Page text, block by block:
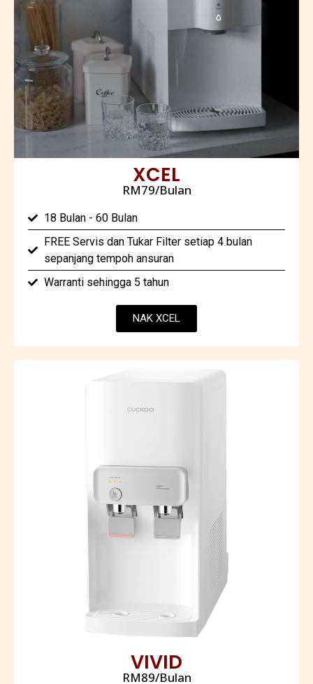
XCEL
RM79/Bulan
18 Bulan - 60 Bulan
FREE Servis dan Tukar Filter setiap 4 bulan
sepanjang tempoh ansuran
Warranti sehingga 5 tahun
NAK XCEL
VIVID
RM89/Bulan